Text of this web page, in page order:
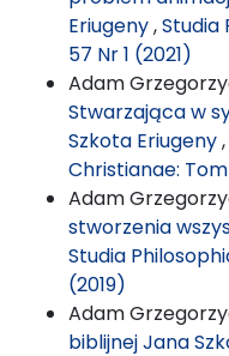
Eriugeny,Studia
57 Nr 1 (2021)
Adam
Stwarzająca w
Szkota Eriugeny,
Christianae:
Adam
stworzenia
Studia
(2019)
Adam
biblijnej Jana